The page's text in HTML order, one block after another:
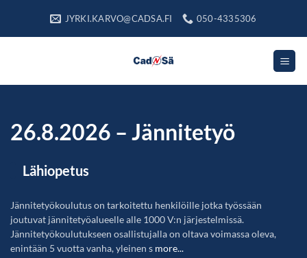
JYRKI.KARVO@CADSA.FI 050-4335306
26.8.2026 – Jännitetyö
Lähiopetus
Jännitetyökoulutus on tarkoitettu henkilöille jotka työssään
joutuvat jännitetyöalueelle alle 1000 V:n järjestelmissä.
Jännitetyökoulutukseen osallistujalla on oltava voimassa oleva,
enintään 5 vuotta vanha, yleinen s more...